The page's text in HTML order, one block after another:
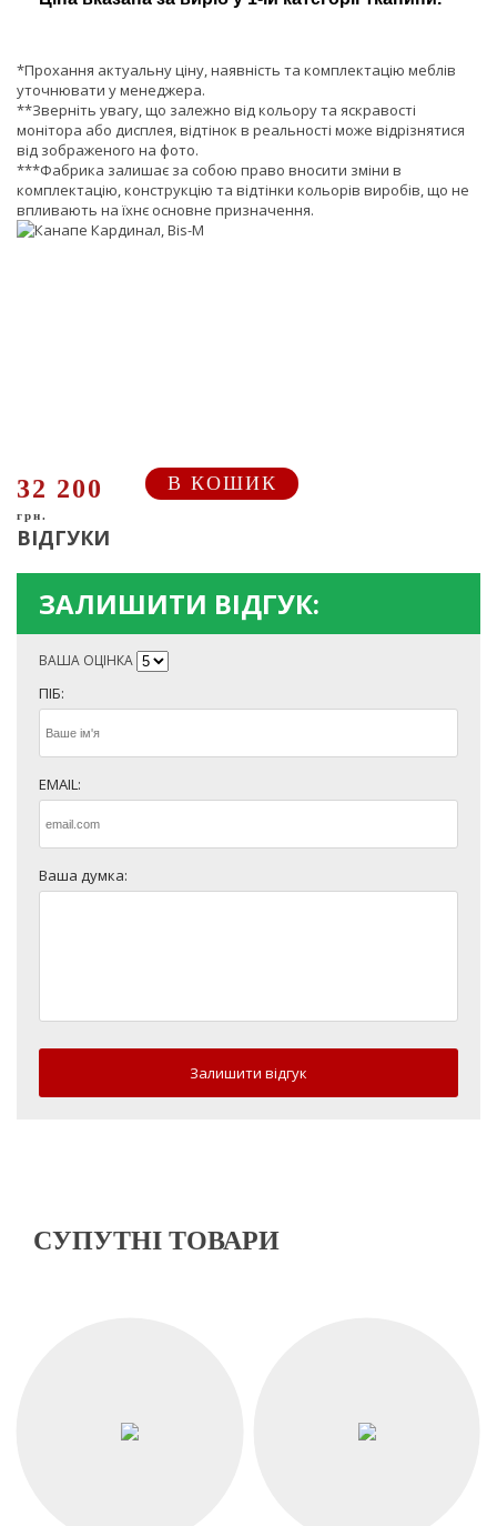
*Прохання актуальну ціну, наявність та комплектацію меблів
уточнювати у менеджера.
**Зверніть увагу, що залежно від кольору та яскравості
монітора або дисплея, відтінок в реальності може відрізнятися
від зображеного на фото.
***Фабрика залишає за собою право вносити зміни в
комплектацію, конструкцію та відтінки кольорів виробів, що не
впливають на їхнє основне призначення.
32 200
грн.
В КОШИК
ВІДГУКИ
ЗАЛИШИТИ ВІДГУК:
ВАША ОЦІНКА
ПІБ:
EMAIL:
Ваша думка:
Залишити відгук
СУПУТНІ ТОВАРИ